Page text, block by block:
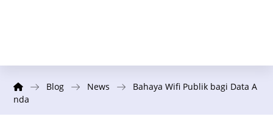
Blog News
Bahaya Wifi Publik bagi Data A
nda